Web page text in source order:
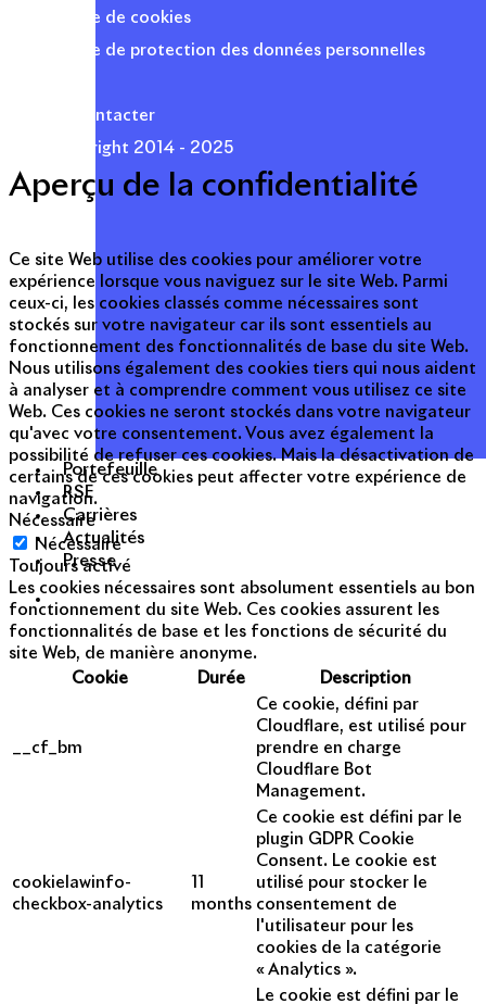
Portefeuille
RSE
Carrières
Actualités
Presse
Politique de cookies
Politique de protection des données personnelles
Nous contacter
© Copyright 2014 - 2025
Aperçu de la confidentialité
Ce site Web utilise des cookies pour améliorer votre
expérience lorsque vous naviguez sur le site Web. Parmi
ceux-ci, les cookies classés comme nécessaires sont
stockés sur votre navigateur car ils sont essentiels au
fonctionnement des fonctionnalités de base du site Web.
Nous utilisons également des cookies tiers qui nous aident
à analyser et à comprendre comment vous utilisez ce site
Web. Ces cookies ne seront stockés dans votre navigateur
qu'avec votre consentement. Vous avez également la
possibilité de refuser ces cookies. Mais la désactivation de
certains de ces cookies peut affecter votre expérience de
navigation.
Nécessaire
Nécessaire
Toujours activé
Les cookies nécessaires sont absolument essentiels au bon
fonctionnement du site Web. Ces cookies assurent les
fonctionnalités de base et les fonctions de sécurité du
site Web, de manière anonyme.
Cookie
Durée Description
__cf_bm
Ce cookie, défini par
Cloudflare, est utilisé pour
prendre en charge
Cloudflare Bot
Management.
cookielawinfo-
checkbox-analytics
months
Ce cookie est défini par le
plugin GDPR Cookie
Consent. Le cookie est
utilisé pour stocker le
consentement de
l'utilisateur pour les
cookies de la catégorie
« Analytics ».
Le cookie est défini par le